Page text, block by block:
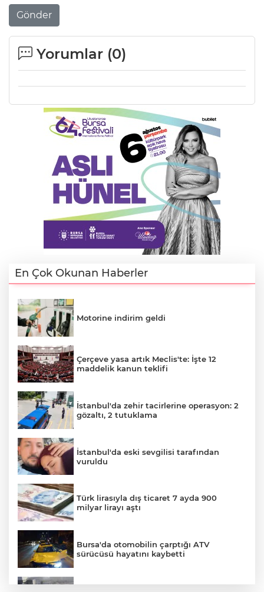
Gönder
Yorumlar (0)
En Çok Okunan Haberler
Motorine indirim geldi
Çerçeve yasa artık Meclis'te: İşte 12
maddelik kanun teklifi
İstanbul'da zehir tacirlerine operasyon: 2
gözaltı, 2 tutuklama
İstanbul'da eski sevgilisi tarafından
vuruldu
Türk lirasıyla dış ticaret 7 ayda 900
milyar lirayı aştı
Bursa'da otomobilin çarptığı ATV
sürücüsü hayatını kaybetti